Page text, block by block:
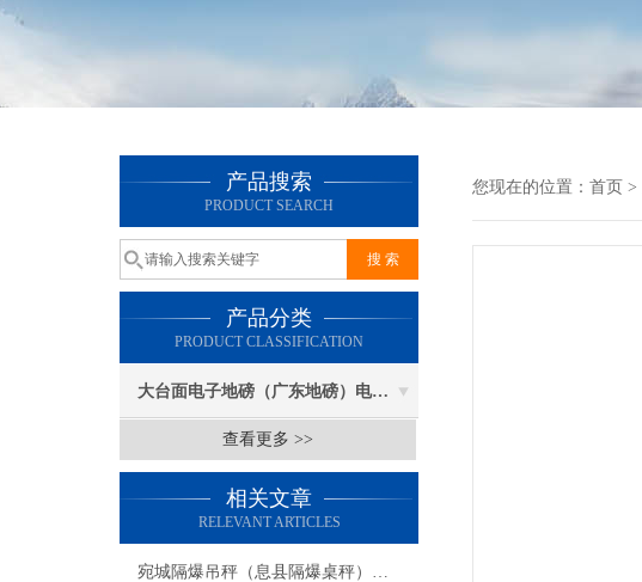
产品搜索
PRODUCT SEARCH
产品分类
PRODUCT CLASSIFICATION
大台面电子地磅（广东地磅）电子汽车衡
查看更多 >>
相关文章
RELEVANT ARTICLES
宛城隔爆吊秤（息县隔爆桌秤）卧龙隔爆叉车秤维修
您现在的位置： 首页 >